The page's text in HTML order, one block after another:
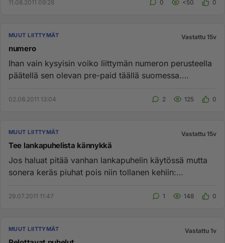
11.08.2011 09:28 0 <50 0
MUUT LIITTYMÄT Vastattu 15v
numero
Ihan vain kysyisin voiko liittymän numeron perusteella
päätellä sen olevan pre-paid täällä suomessa.
02.08.2011 13:04 2 125 0
MUUT LIITTYMÄT Vastattu 15v
Tee lankapuhelista kännykkä
Jos haluat pitää vanhan lankapuhelin käytössä mutta
sonera keräs piuhat pois niin tollanen kehiin:
29.07.2011 11:47 1 148 0
MUUT LIITTYMÄT Vastattu 1v